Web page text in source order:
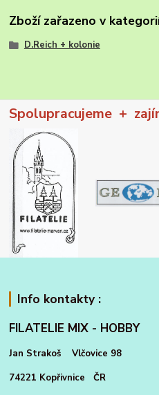
Zboží zařazeno v
D.Reich + kolonie
Spolupracujeme +
Info kontakty :
FILATELIE MIX - HOBBY
Jan Strakoš Vlčovice 98
74221 Kopřivnice ČR